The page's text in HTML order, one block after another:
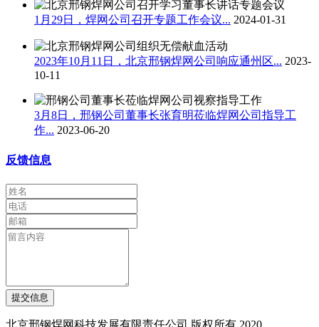
1月29日，焊网公司召开专题工作会议... 2024-01-31
2023年10月11日，北京邢钢焊网公司响应通州区... 2023-
10-11
3月8日，邢钢公司董事长张育明莅临焊网公司指导工
作... 2023-06-20
反馈信息
提交信息
北京邢钢焊网科技发展有限责任公司 版权所有 2020